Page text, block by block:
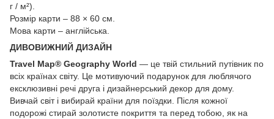
г / м²).
Розмір карти – 88 × 60 см.
Мова карти – англійська.
ДИВОВИЖНИЙ ДИЗАЙН
Travel Map® Geography World — це твій стильний путівник по
всіх країнах світу. Це мотивуючий подарунок для люблячого
ексклюзивні речі друга і дизайнерський декор для дому.
Вивчай світ і вибирай країни для поїздки. Після кожної
подорожі стирай золотисте покриття та перед тобою, як на